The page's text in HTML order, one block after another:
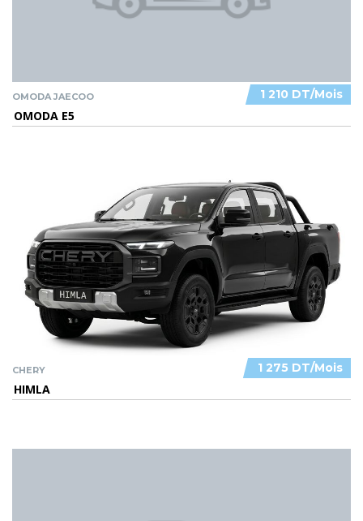
1 210 DT/Mois
OMODA JAECOO
OMODA E5
1 275 DT/Mois
CHERY
HIMLA